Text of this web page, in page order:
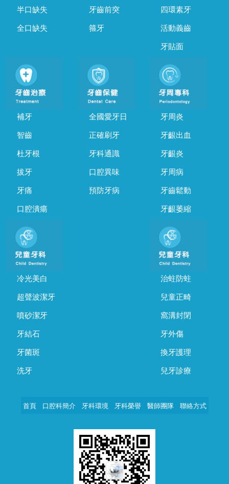
半口缺失
全口缺失
牙齒前突
箍牙
四環素牙
活動義齒
牙貼面
補牙
智齒
杜牙根
拔牙
牙痛
口腔潰瘍
全國愛牙日
正確刷牙
牙科通識
口腔異味
預防牙病
牙周炎
牙齦出血
牙齦炎
牙周病
牙齒鬆動
牙齦萎縮
冷光美白
超聲波潔牙
噴砂潔牙
牙結石
牙菌斑
洗牙
治蛀防蛀
兒童正畸
窩溝封閉
牙外傷
換牙護理
兒牙診療
首頁 口腔科簡介 牙科環境 牙科榮譽 醫師團隊 聯絡方式